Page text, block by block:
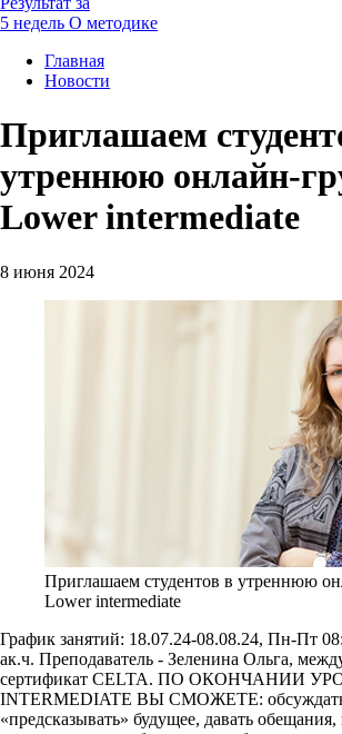
5 недель О методике
Главная
Новости
Приглашаем
утреннюю онлайн-
Lower intermediate
8 июня 2024
Приглашаем студентов в утреннюю
Lower intermediate
График занятий: 18.07.24-08.08.24, Пн-Пт
ак.ч. Преподаватель - Зеленина Ольга,
сертификат CELTA. ПО ОКОНЧАНИИ
INTERMEDIATE ВЫ СМОЖЕТЕ: обсуждать
«предсказывать» будущее, давать